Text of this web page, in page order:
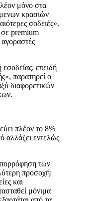
μόνο στα
κρασιών
σοδειές».
σε premium
επειδή
παρατηρεί ο
διαφορετικών
πλέον το 8%
αλλάζει εντελώς
των
προσοχή:
και
μόνιμα